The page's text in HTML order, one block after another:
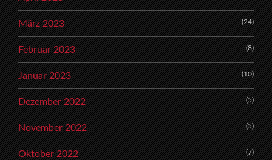
März 2023 (24)
Februar 2023 (8)
Januar 2023 (10)
Dezember 2022 (5)
November 2022 (5)
Oktober 2022 (7)